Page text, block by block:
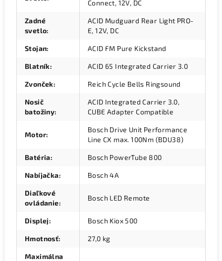
Connect, 12V, DC
Zadné
svetlo:
ACID Mudguard Rear Light PRO-
E, 12V, DC
Stojan: ACID FM Pure Kickstand
Blatník: ACID 65 Integrated Carrier 3.0
Zvonček: Reich Cycle Bells Ringsound
Nosič
batožiny:
ACID Integrated Carrier 3.0,
CUBE Adapter Compatible
Motor:
Bosch Drive Unit Performance
Line CX max. 100Nm (BDU38)
Batéria: Bosch PowerTube 800
Nabíjačka: Bosch 4A
Diaľkové
ovládanie:
Bosch LED Remote
Displej: Bosch Kiox 500
Hmotnosť: 27,0 kg
Maximálna